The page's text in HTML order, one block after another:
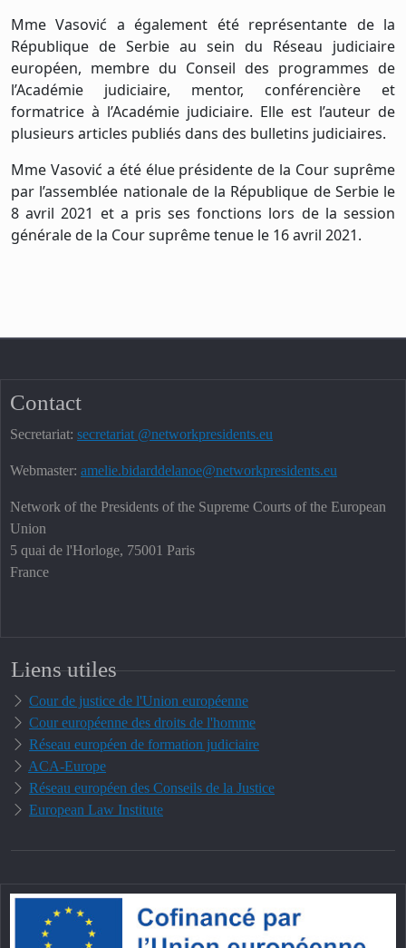
Mme Vasović a également été représentante de la
République de Serbie au sein du Réseau judiciaire
européen, membre du Conseil des programmes de
l’Académie judiciaire, mentor, conférencière et
formatrice à l’Académie judiciaire. Elle est l’auteur de
plusieurs articles publiés dans des bulletins judiciaires.
Mme Vasović a été élue présidente de la Cour suprême
par l’assemblée nationale de la République de Serbie le
8 avril 2021 et a pris ses fonctions lors de la session
générale de la Cour suprême tenue le 16 avril 2021.
Contact
Secretariat: secretariat @networkpresidents.eu
Webmaster: amelie.bidarddelanoe@networkpresidents.eu
Network of the Presidents of the Supreme Courts of the European
Union
5 quai de l'Horloge, 75001 Paris
France
Liens utiles
Cour de justice de l'Union européenne
Cour européenne des droits de l'homme
Réseau européen de formation judiciaire
ACA-Europe
Réseau européen des Conseils de la Justice
European Law Institute